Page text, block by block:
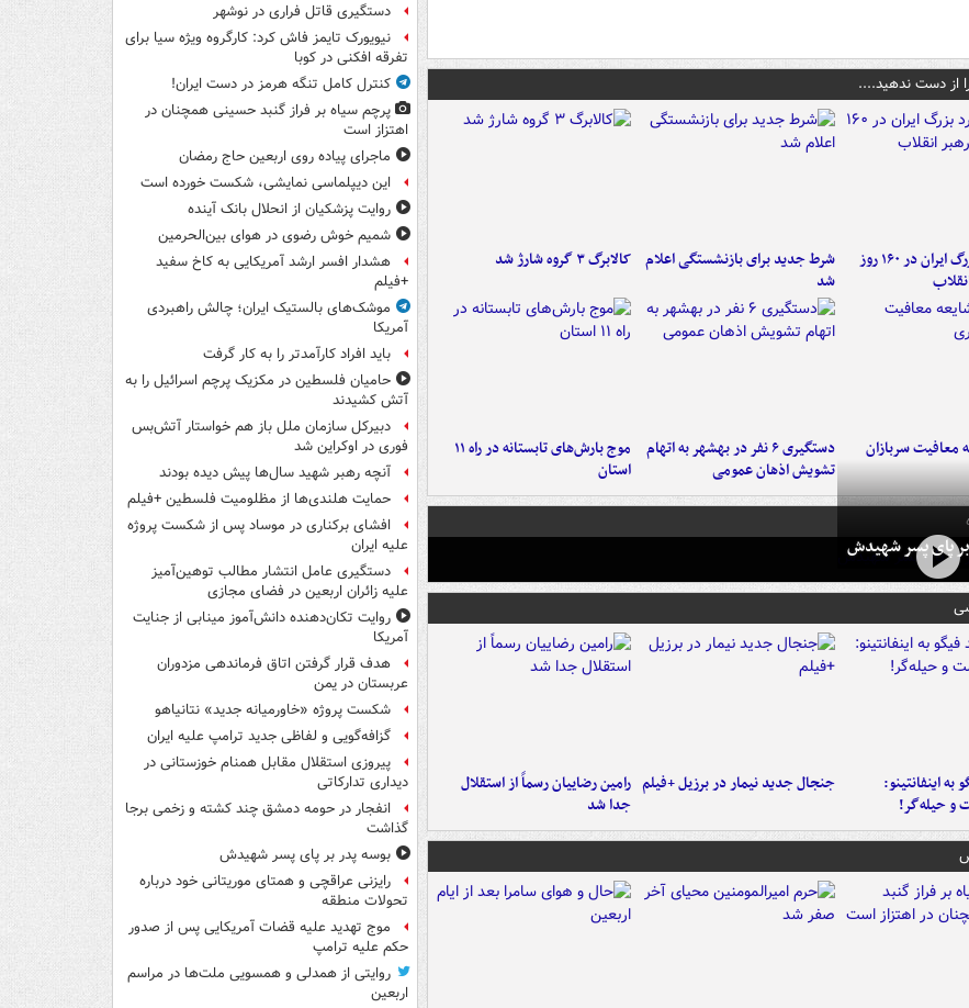
از دست ندهید....
۶ دستاورد بزرگ ایران در ۱۶۰ روز
شرط جدید برای بازنشستگی اعلام
شد
کالابرگ ۳ گروه شارژ شد
معافیت سربازان
دستگیری ۶ نفر در بهشهر به اتهام
تشویش اذهان عمومی
موج بارش‌های تابستانه در راه ۱۱
استان
پای پسر شهیدش
به اینفانتینو:
و حیله‌گر!
جنجال جدید نیمار در برزیل +فیلم رامین رضاییان رسماً از استقلال
جدا شد
دستگیری قاتل فراری در نوشهر
نیویورک تایمز فاش کرد: کارگروه ویژه سیا برای
تفرقه افکنی در کوبا
کنترل کامل تنگه هرمز در دست ایران!
پرچم سیاه بر فراز گنبد حسینی همچنان در
اهتزاز است
ماجرای پیاده روی اربعین حاج رمضان
این دیپلماسی نمایشی، شکست خورده است
روایت پزشکیان از انحلال بانک آینده
شمیم خوش رضوی در هوای بین‌الحرمین
هشدار افسر ارشد آمریکایی به کاخ سفید
+فیلم
موشک‌های بالستیک ایران؛ چالش راهبردی
آمریکا
باید افراد کارآمدتر را به کار گرفت
حامیان فلسطین در مکزیک پرچم اسرائیل را به
آتش کشیدند
دبیرکل سازمان ملل باز هم خواستار آتش‌بس
فوری در اوکراین شد
آنچه رهبر شهید سال‌ها پیش دیده بودند
حمایت هلندی‌ها از مظلومیت فلسطین +فیلم
افشای برکناری در موساد پس از شکست پروژه
علیه ایران
دستگیری عامل انتشار مطالب توهین‌آمیز
علیه زائران اربعین در فضای مجازی
روایت تکان‌دهنده دانش‌آموز مینابی از جنایت
آمریکا
هدف قرار گرفتن اتاق‌ فرماندهی مزدوران
عربستان در یمن
شکست پروژه «خاورمیانه جدید» نتانیاهو
گزافه‌گویی و لفاظی جدید ترامپ علیه ایران
پیروزی استقلال مقابل همنام خوزستانی در
دیداری تدارکاتی
انفجار در حومه دمشق چند کشته و زخمی برجا
گذاشت
بوسه‌ پدر بر پای پسر شهیدش
رایزنی عراقچی و همتای موریتانی خود درباره
تحولات منطقه
موج تهدید علیه قضات آمریکایی پس از صدور
حکم علیه ترامپ
روایتی از همدلی و همسویی ملت‌ها در مراسم
اربعین